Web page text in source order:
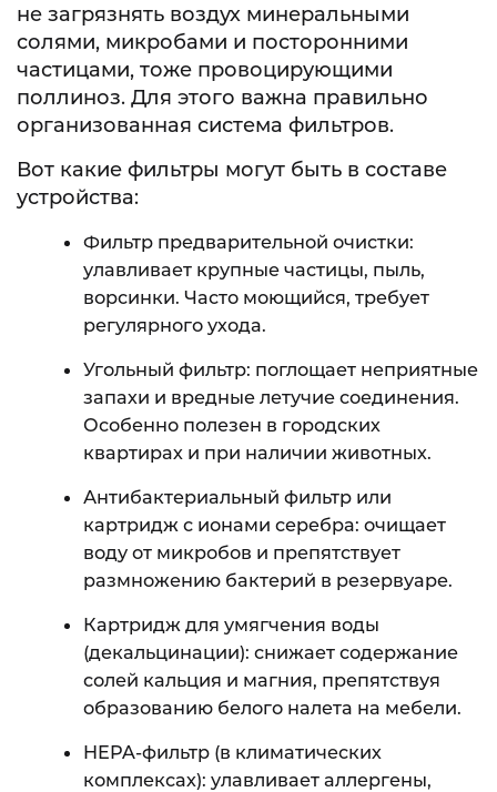
не загрязнять воздух минеральными
солями, микробами и посторонними
частицами, тоже провоцирующими
поллиноз. Для этого важна правильно
организованная система фильтров.
Вот какие фильтры могут быть в составе
устройства:
Фильтр предварительной очистки:
улавливает крупные частицы, пыль,
ворсинки. Часто моющийся, требует
регулярного ухода.
Угольный фильтр: поглощает неприятные
запахи и вредные летучие соединения.
Особенно полезен в городских
квартирах и при наличии животных.
Антибактериальный фильтр или
картридж с ионами серебра: очищает
воду от микробов и препятствует
размножению бактерий в резервуаре.
Картридж для умягчения воды
(декальцинации): снижает содержание
солей кальция и магния, препятствуя
образованию белого налета на мебели.
HEPA-фильтр (в климатических
комплексах): улавливает аллергены,